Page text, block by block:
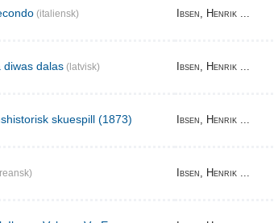
(italiensk) Ibsen, Henrik ...
diwas dalas (latvisk) Ibsen, Henrik ...
skuespill (1873) Ibsen, Henrik ...
Ibsen, Henrik ...